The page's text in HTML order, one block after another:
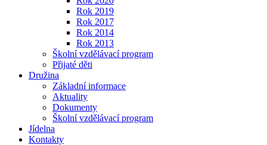
Rok 2019
Rok 2017
Rok 2014
Rok 2013
Školní vzdělávací program
Přijaté děti
Družina
Základní informace
Aktuality
Dokumenty
Školní vzdělávací program
Jídelna
Kontakty